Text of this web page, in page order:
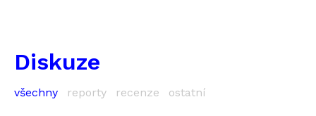
Diskuze
všechny reporty recenze ostatní